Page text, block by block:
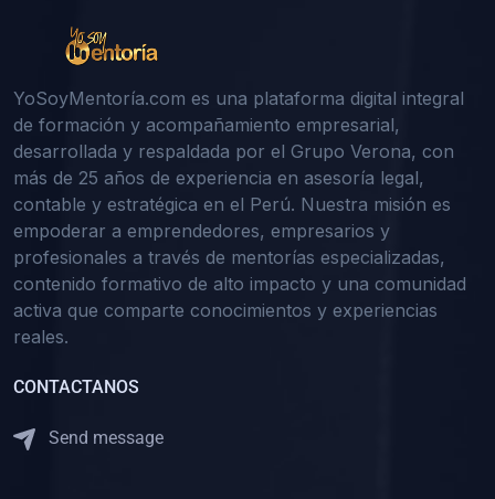
YoSoyMentoría.com es una plataforma digital integral
de formación y acompañamiento empresarial,
desarrollada y respaldada por el Grupo Verona, con
más de 25 años de experiencia en asesoría legal,
contable y estratégica en el Perú. Nuestra misión es
empoderar a emprendedores, empresarios y
profesionales a través de mentorías especializadas,
contenido formativo de alto impacto y una comunidad
activa que comparte conocimientos y experiencias
reales.
CONTACTANOS
Send message